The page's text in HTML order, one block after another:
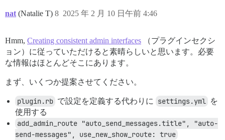
nat (Natalie T) 2025 年 2 月 10 日午前 4:46
8
Hmm, Creating consistent admin interfaces （プラグインセクシ
ョン）に従っていただけると素晴らしいと思います。必要
な情報はほとんどそこにあります。
まず、いくつか提案させてください。
plugin.rb で設定を定義する代わりに settings.yml を
使用する
add_admin_route "auto_send_messages.title", "auto-
send-messages", use_new_show_route: true